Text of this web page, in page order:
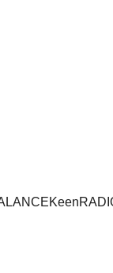
Keen